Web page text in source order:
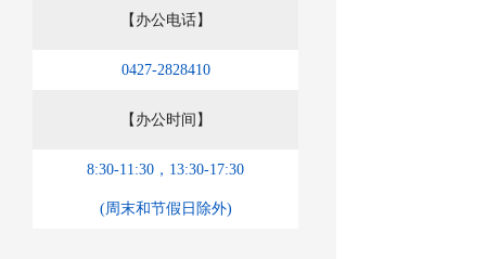
【办公电话】
0427-2828410
【办公时间】
8:30-11:30，13:30-17:30
(周末和节假日除外)